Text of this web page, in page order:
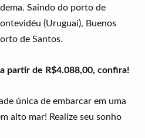
Saindo do porto de
(Uruguai), Buenos
de Santos.
partir de R$4.088,00, confira!
única de embarcar em uma
alto mar! Realize seu sonho